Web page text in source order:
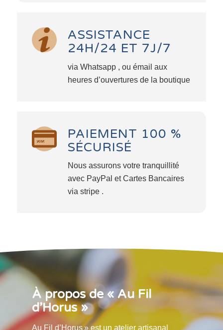
ASSISTANCE
24H/24 ET 7J/7
via Whatsapp , ou émail aux
heures d’ouvertures de la boutique
PAIEMENT 100 %
SÉCURISÉ
Nous assurons votre tranquillité
avec PayPal et Cartes Bancaires
via stripe .
À propos de « Au Fil
d’Horus »
Au Fil d’Horus » est un atelier artisanal